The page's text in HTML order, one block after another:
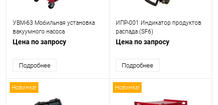
УВМ-63 Мобильная установка
вакуумного насоса
Цена по запросу
Подробнее
ИПР-001 Индикатор продуктов
распада (SF6)
Цена по запросу
Подробнее
Новинка! Новинка!